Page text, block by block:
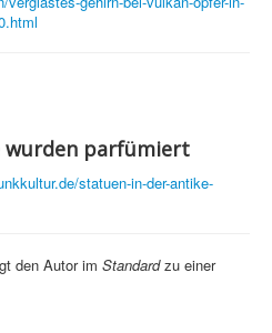
wurden parfümiert
statuen-in-der-antike-
den Autor im Standardzu einer